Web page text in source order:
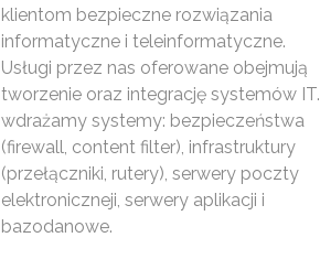
klientom bezpieczne rozwiązania
informatyczne i teleinformatyczne.
Usługi przez nas oferowane obejmują
tworzenie oraz integrację systemów IT.
wdrażamy systemy: bezpieczeństwa
(firewall, content filter), infrastruktury
(przełączniki, rutery), serwery poczty
elektroniczneji, serwery aplikacji i
bazodanowe.